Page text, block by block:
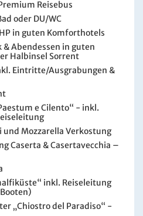
Reisebus
oder DU/WC
in guten Komforthotels
Abendessen in guten
Halbinsel Sorrent
Eintritte/Ausgrabungen &
e Cilento“ - inkl.
und Mozzarella Verkostung
Caserta & Casertavecchia –
inkl. Reiseleitung
„Chiostro del Paradiso“ -